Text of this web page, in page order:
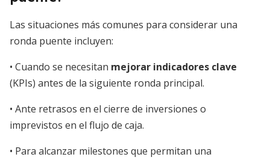
Las situaciones más comunes para considerar una
ronda puente incluyen:
• Cuando se necesitan mejorar indicadores clave
(KPIs) antes de la siguiente ronda principal.
• Ante retrasos en el cierre de inversiones o
imprevistos en el flujo de caja.
• Para alcanzar milestones que permitan una